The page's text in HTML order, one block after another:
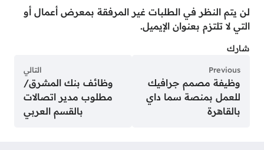
لن يتم النظر في الطلبات غير المرفقة بمعرض أعمال أو
التي لا تلتزم بعنوان الإيميل.
شارك
Previous
وظيفة مصمم جرافيك
للعمل بمنصة سما داي
بالقاهرة
التالي
وظائف بنك المشرق/
مطلوب مدير اتصالات
بالقسم العربي